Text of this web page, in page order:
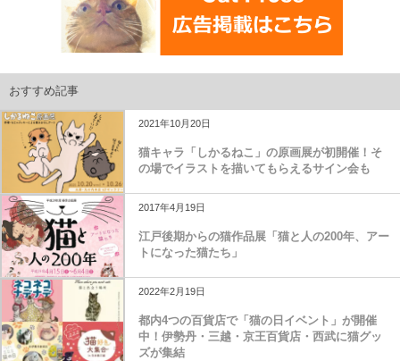
おすすめ記事
2021年10月20日
猫キャラ「しかるねこ」の原画展が初開催！そ
の場でイラストを描いてもらえるサイン会も
2017年4月19日
江戸後期からの猫作品展「猫と人の200年、アー
トになった猫たち」
2022年2月19日
都内4つの百貨店で「猫の日イベント」が開催
中！伊勢丹・三越・京王百貨店・西武に猫グッ
ズが集結